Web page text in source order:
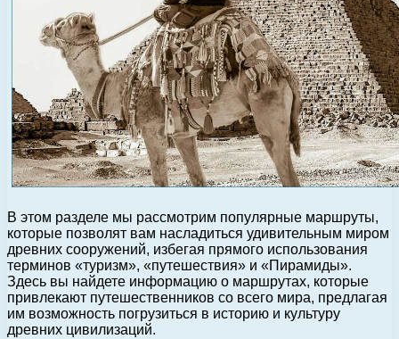
В этом разделе мы рассмотрим популярные маршруты,
которые позволят вам насладиться удивительным миром
древних сооружений, избегая прямого использования
терминов «туризм», «путешествия» и «Пирамиды».
Здесь вы найдете информацию о маршрутах, которые
привлекают путешественников со всего мира, предлагая
им возможность погрузиться в историю и культуру
древних цивилизаций.